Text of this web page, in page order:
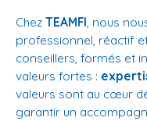
Chez TEAMFI, nous
professionnel, réactif
conseillers, formés et
valeurs fortes :
valeurs sont au cœur
garantir un